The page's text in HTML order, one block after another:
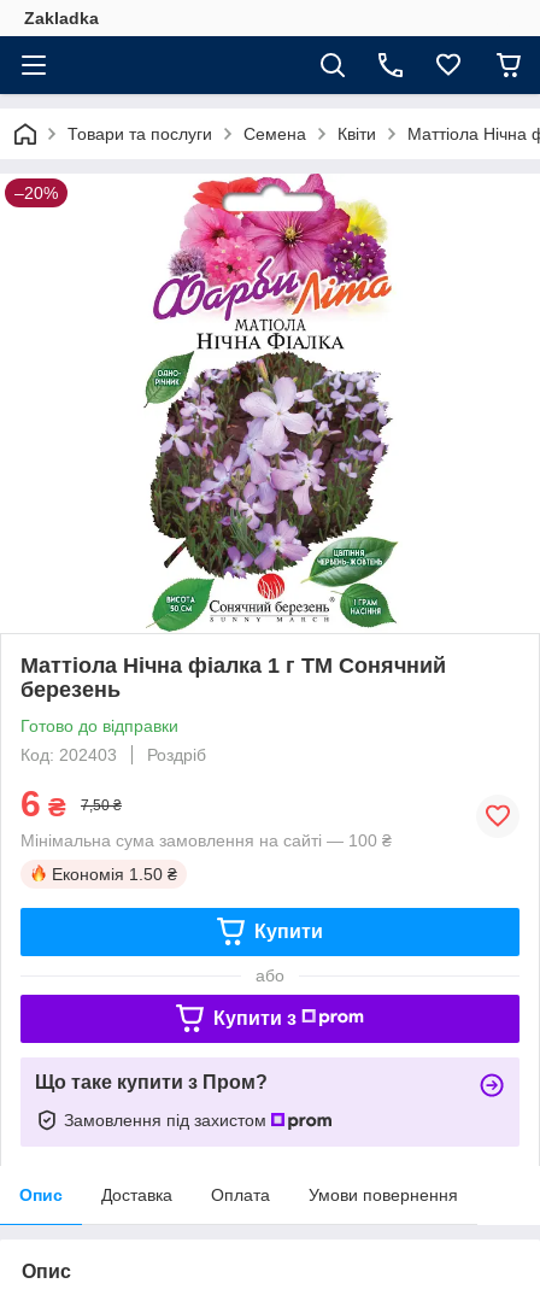
Zakladka
Товари та послуги Семена Квіти Маттіола Нічна
–20%
Маттіола Нічна фіалка 1 г ТМ Сонячний
березень
Готово до відправки
Код: 202403
Роздріб
6 ₴ 7,50 ₴
Мінімальна сума замовлення на сайті — 100 ₴
Економія 1.50 ₴
Купити
або
Купити з
Що таке купити з Пром?
Замовлення під захистом
Опис Доставка Оплата Умови повернення
Опис